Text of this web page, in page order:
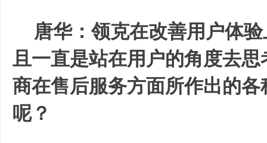
唐华：领克在改善用户体
且一直是站在用户的角度去
商在售后服务方面所作出的
呢？